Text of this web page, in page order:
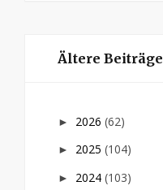
Ältere Beiträge
► 2026 (62)
► 2025 (104)
► 2024 (103)